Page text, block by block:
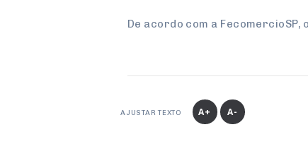
De acordo com a FecomercioSP,
AJUSTAR TEXTO A+ A-